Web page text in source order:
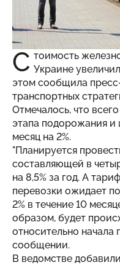
С тоимость
Украине
этом сообщила
транспортных
Отмечалось, что
этапа подорожания и
месяц на 2%.
"Планируется
составляющей в
на 8,5% за год. А
перевозки ожидает
2% в течение 10
образом, будет
относительно начала
сообщении.
В ведомстве